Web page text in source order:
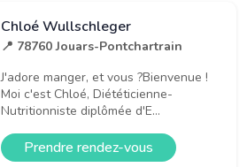
Chloé Wullschleger
📍 78760 Jouars-Pontchartrain
J'adore manger, et vous ?Bienvenue !
Moi c'est Chloé, Diététicienne-
Nutritionniste diplômée d'E...
Prendre rendez-vous